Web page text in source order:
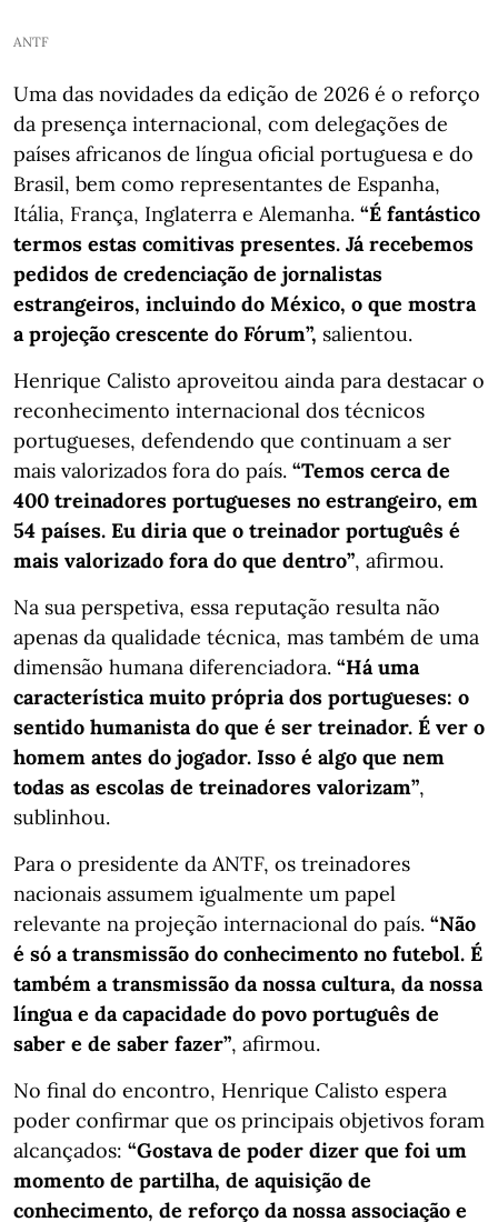
ANTF
Uma das novidades da edição de 2026 é o reforço
da presença internacional, com delegações de
países africanos de língua oficial portuguesa e do
Brasil, bem como representantes de Espanha,
Itália, França, Inglaterra e Alemanha. “É fantástico
termos estas comitivas presentes. Já recebemos
pedidos de credenciação de jornalistas
estrangeiros, incluindo do México, o que mostra
a projeção crescente do Fórum”, salientou.
Henrique Calisto aproveitou ainda para destacar o
reconhecimento internacional dos técnicos
portugueses, defendendo que continuam a ser
mais valorizados fora do país. “Temos cerca de
400 treinadores portugueses no estrangeiro, em
54 países. Eu diria que o treinador português é
mais valorizado fora do que dentro”, afirmou.
Na sua perspetiva, essa reputação resulta não
apenas da qualidade técnica, mas também de uma
dimensão humana diferenciadora. “Há uma
característica muito própria dos portugueses: o
sentido humanista do que é ser treinador. É ver o
homem antes do jogador. Isso é algo que nem
todas as escolas de treinadores valorizam”,
sublinhou.
Para o presidente da ANTF, os treinadores
nacionais assumem igualmente um papel
relevante na projeção internacional do país. “Não
é só a transmissão do conhecimento no futebol. É
também a transmissão da nossa cultura, da nossa
língua e da capacidade do povo português de
saber e de saber fazer”, afirmou.
No final do encontro, Henrique Calisto espera
poder confirmar que os principais objetivos foram
alcançados: “Gostava de poder dizer que foi um
momento de partilha, de aquisição de
conhecimento, de reforço da nossa associação e